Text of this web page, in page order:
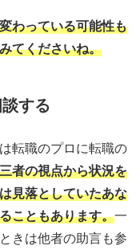
わっている可能性も
てくださいね。
する
転職のプロに転職の
者の視点から状況を
見落としていたあな
こともあります。一
きは他者の助言も参